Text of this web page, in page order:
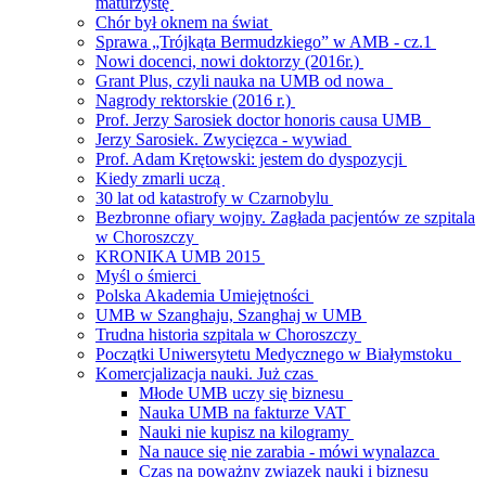
Chór był oknem na świat
Sprawa „Trójkąta Bermudzkiego” w AMB - cz.1
Nowi docenci, nowi doktorzy (2016r.)
Grant Plus, czyli nauka na UMB od nowa
Nagrody rektorskie (2016 r.)
Prof. Jerzy Sarosiek doctor honoris causa UMB
Jerzy Sarosiek. Zwycięzca - wywiad
Prof. Adam Krętowski: jestem do dyspozycji
Kiedy zmarli uczą
30 lat od katastrofy w Czarnobylu
Bezbronne ofiary wojny. Zagłada pacjentów ze szpitala
w Choroszczy
KRONIKA UMB 2015
Myśl o śmierci
Polska Akademia Umiejętności
UMB w Szanghaju, Szanghaj w UMB
Trudna historia szpitala w Choroszczy
Początki Uniwersytetu Medycznego w Białymstoku
Komercjalizacja nauki. Już czas
Młode UMB uczy się biznesu
Nauka UMB na fakturze VAT
Nauki nie kupisz na kilogramy
Na nauce się nie zarabia - mówi wynalazca
Czas na poważny związek nauki i biznesu